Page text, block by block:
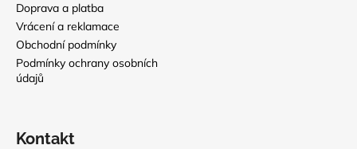
Doprava a platba
Vrácení a reklamace
Obchodní podmínky
Podmínky ochrany osobních
údajů
Kontakt